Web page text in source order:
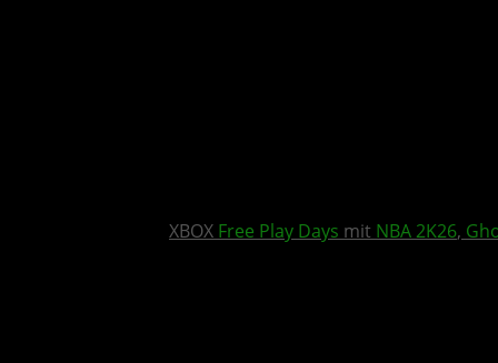
XBOX Free Play Days mit NBA 2K26,